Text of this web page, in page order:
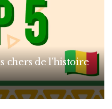
chers de l’histoire